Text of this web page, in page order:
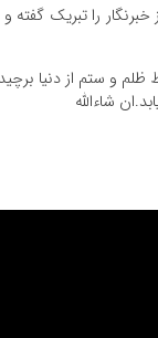
به ویژه ۱۶۱ خبرنگار شهید در غزه، روز خبرنگار را تبریک
و ستم از دنیا
شاءالله